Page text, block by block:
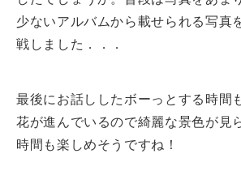
少ないアルバムから載せられる写真
戦しました．．．
最後にお話ししたボーっとする時間
花が進んでいるので綺麗な景色が見
時間も楽しめそうですね！